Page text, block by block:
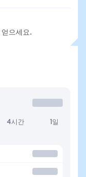
으세요.
4시간 1일